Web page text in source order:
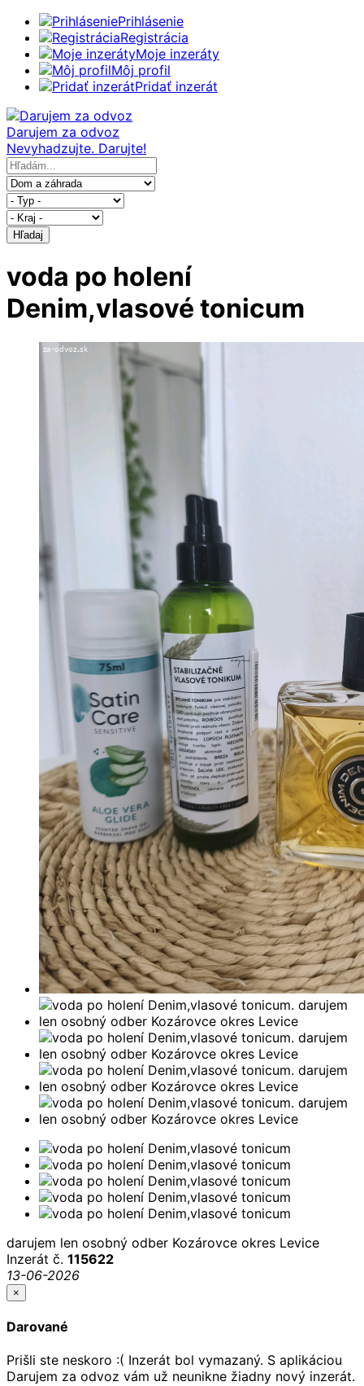
Prihlásenie
Registrácia
Moje inzeráty
Môj profil
Pridať inzerát
Darujem za odvoz
Nevyhadzujte. Darujte!
Hľadaj
voda po holení
Denim,vlasové tonicum
darujem len osobný odber Kozárovce okres Levice
Inzerát č. 115622
13-06-2026
×
Darované
Prišli ste neskoro :( Inzerát bol vymazaný. S aplikáciou
Darujem za odvoz vám už neunikne žiadny nový inzerát.